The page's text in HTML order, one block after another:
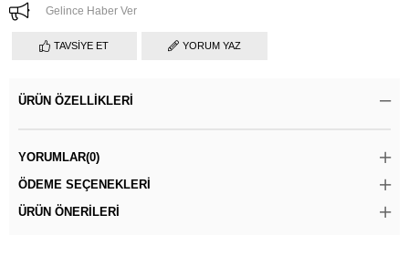
Gelince Haber Ver
TAVSIYE ET YORUM YAZ
ÜRÜN ÖZELLIKLERI
YORUMLAR(0)
ÖDEME SEÇENEKLERI
ÜRÜN ÖNERILERI